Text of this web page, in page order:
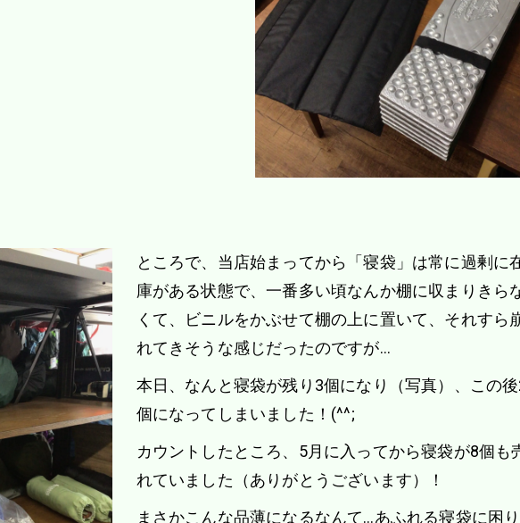
ところで、当店始まってから「寝袋」は常に過剰に
庫がある状態で、一番多い頃なんか棚に収まりきら
くて、ビニルをかぶせて棚の上に置いて、それすら
れてきそうな感じだったのですが…
本日、なんと寝袋が残り3個になり（写真）、この
個になってしまいました！(^^;
カウントしたところ、5月に入ってから寝袋が8個も
れていました（ありがとうございます）！
まさかこんな品薄になるなんて…あふれる寝袋に困